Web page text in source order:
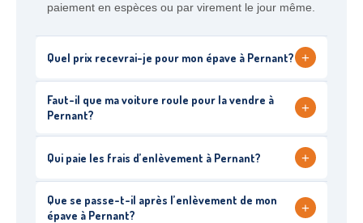
paiement en espèces ou par virement le jour même.
Quel prix recevrai-je pour mon épave à Pernant? +
Faut-il que ma voiture roule pour la vendre à
Pernant?
+
Qui paie les frais d’enlèvement à Pernant? +
Que se passe-t-il après l’enlèvement de mon
épave à Pernant?
+